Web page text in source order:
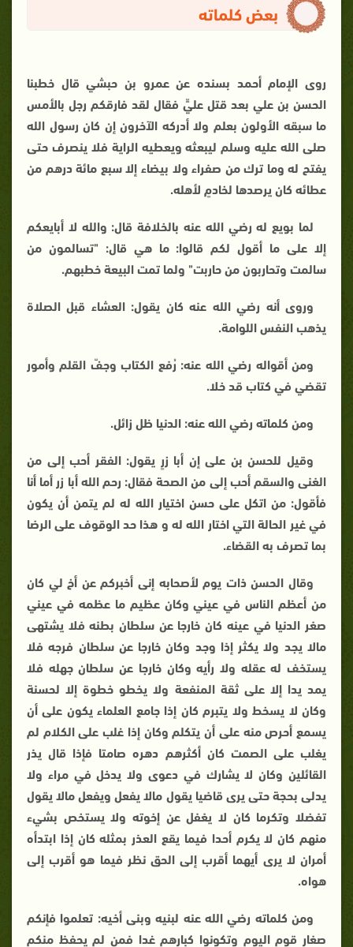
بعض كلماته
روى الإمام أحمد بسنده عن عمرو بن حبشي قال خطبنا
الحسن بن علي بعد قتل عليٍّ فقال لقد فارقكم رجل بالأمس
ما سبقه الأولون بعلم ولا أدركه الآخرون إن كان رسول الله
صلى الله عليه وسلم ليبعثه ويعطيه الراية فلا ينصرف حتى
يفتح له وما ترك من صفراء ولا بيضاء إلا سبع مائة درهم من
عطائه كان يرصدها لخادمٍ لأهله.
لما بويع له رضي الله عنه بالخلافة قال: والله لا أبايعكم
إلا على ما أقول لكم قالوا: ما هي قال: "تسالمون من
سالمت وتحاربون من حاربت" ولما تمت البيعة خطبهم.
وروى أنه رضي الله عنه كان يقول: العشاء قبل الصلاة
يذهب النفس اللوامة.
ومن أقواله رضي الله عنه: رُفع الكتاب وجفّ القلم وأمور
تقضي في كتاب قد خلا.
ومن كلماته رضي الله عنه: الدنيا ظل زائل.
وقيل للحسن بن على إن أبا زرٍ يقول: الفقر أحب إلى من
الغنى والسقم أحب إلى من الصحة فقال: رحم الله أبا زر أما أنا
فأقول: من اتكل على حسن اختيار الله له لم يتمن أن يكون
في غير الحالة التي اختار الله له و هذا حد الوقوف على الرضا
بما تصرف به القضاء.
وقال الحسن ذات يوم لأصحابه إنى أخبركم عن أخ لي كان
من أعظم الناس في عيني وكان عظيم ما عظمه في عيني
صغر الدنيا في عينه كان خارجا عن سلطان بطنه فلا يشتهى
مالا يجد ولا يكثر إذا وجد وكان خارجا عن سلطان فرجه فلا
يستخف له عقله ولا رأيه وكان خارجا عن سلطان جهله فلا
يمد يدا إلا على ثقة المنفعة ولا يخطو خطوة إلا لحسنة
وكان لا يسخط ولا يتبرم كان إذا جامع العلماء يكون على أن
يسمع أحرص منه على أن يتكلم وكان إذا غلب على الكلام لم
يغلب على الصمت كان أكثرهم دهره صامتا فإذا قال يذر
القائلين وكان لا يشارك في دعوى ولا يدخل في مراء ولا
يدلى بحجة حتى يرى قاضيا يقول مالا يفعل ويفعل مالا يقول
تفضلا وتكرما كان لا يغفل عن إخوته ولا يستخص بشيء
منهم كان لا يكرم أحدا فيما يقع العذر بمثله كان إذا ابتدأه
أمران لا يرى أيهما أقرب إلى الحق نظر فيما هو أقرب إلى
هواه.
ومن كلماته رضي الله عنه لبنيه وبنى أخيه: تعلموا فإنكم
صغار قوم اليوم وتكونوا كبارهم غدا فمن لم يحفظ منكم